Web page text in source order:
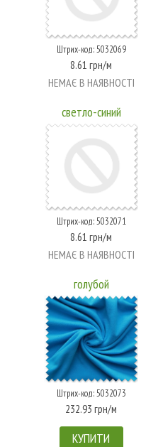
Штрих-код: 5032069
8.61 грн/м
НЕМАЄ В НАЯВНОСТІ
светло-синий
Штрих-код: 5032071
8.61 грн/м
НЕМАЄ В НАЯВНОСТІ
голубой
Штрих-код: 5032073
232.93 грн/м
КУПИТИ